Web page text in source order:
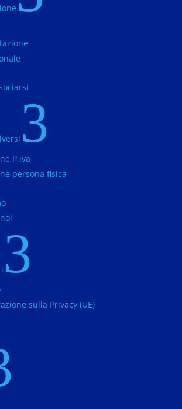
3
P.iva
persona fisica
3
sulla Privacy (UE)